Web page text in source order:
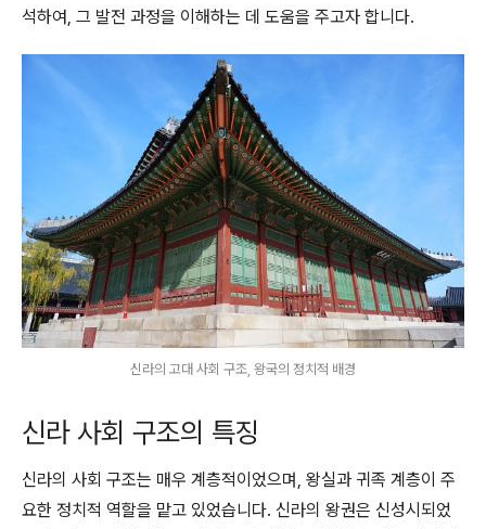
석하여, 그 발전 과정을 이해하는 데 도움을 주고자 합니다.
신라의 고대 사회 구조, 왕국의 정치적 배경
신라 사회 구조의 특징
신라의 사회 구조는 매우 계층적이었으며, 왕실과 귀족 계층이 주
요한 정치적 역할을 맡고 있었습니다. 신라의 왕권은 신성시되었